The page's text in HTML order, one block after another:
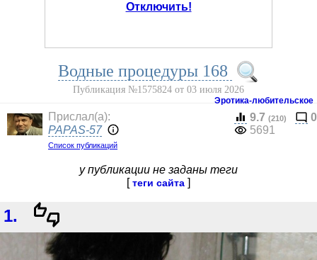
Отключить!
Водные процедуры 168
Публикация №1575824 от 03 июля 2026
Эротика-любительское
Прислал(a):
PAPAS-57
Список публикаций
9.7 (210)
0
5691
у публикации не заданы теги
[теги сайта ]
1.